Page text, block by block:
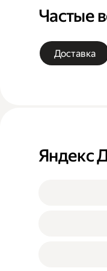
Частые
Доставка
Яндекс